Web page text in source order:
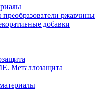
преобразователи ржавчины
добавки
Металлозащита